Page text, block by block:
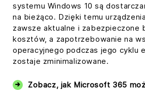
systemu Windows 10 są
na bieżąco. Dzięki temu
zawsze aktualne i zabezpieczone
kosztów, a zapotrzebowanie na
operacyjnego podczas jego cyklu
zostaje zminimalizowane.
Zobacz, jak Microsoft 365